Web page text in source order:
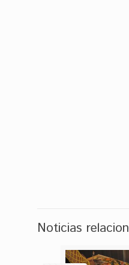
Noticias